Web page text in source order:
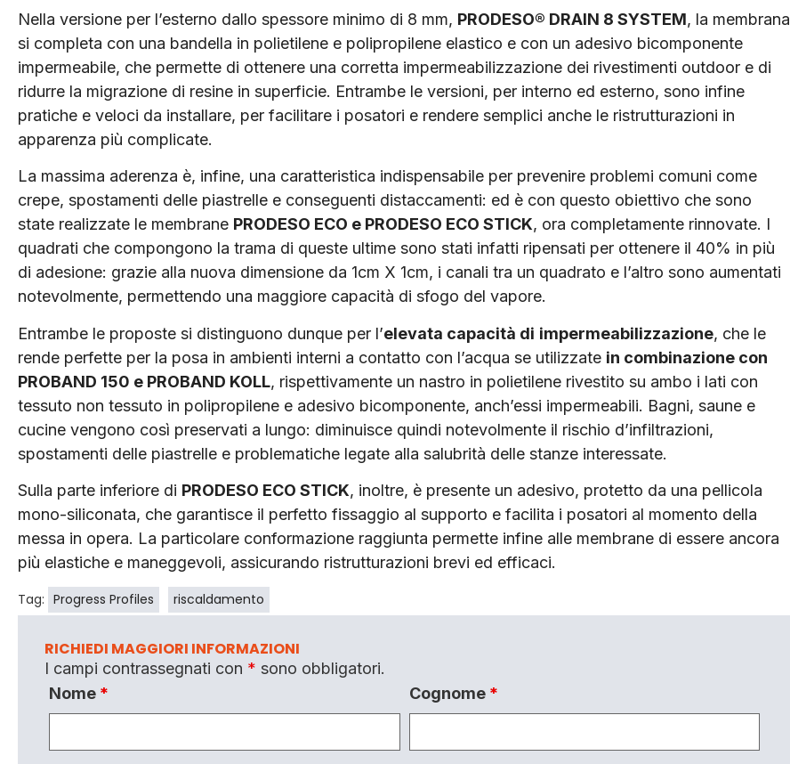
Nella versione per l’esterno dallo spessore minimo di 8 mm, PRODESO® DRAIN 8 SYSTEM, la membrana
si completa con una bandella in polietilene e polipropilene elastico e con un adesivo bicomponente
impermeabile, che permette di ottenere una corretta impermeabilizzazione dei rivestimenti outdoor e di
ridurre la migrazione di resine in superficie. Entrambe le versioni, per interno ed esterno, sono infine
pratiche e veloci da installare, per facilitare i posatori e rendere semplici anche le ristrutturazioni in
apparenza più complicate.
La massima aderenza è, infine, una caratteristica indispensabile per prevenire problemi comuni come
crepe, spostamenti delle piastrelle e conseguenti distaccamenti: ed è con questo obiettivo che sono
state realizzate le membrane PRODESO ECO e PRODESO ECO STICK, ora completamente rinnovate. I
quadrati che compongono la trama di queste ultime sono stati infatti ripensati per ottenere il 40% in più
di adesione: grazie alla nuova dimensione da 1cm X 1cm, i canali tra un quadrato e l’altro sono aumentati
notevolmente, permettendo una maggiore capacità di sfogo del vapore.
Entrambe le proposte si distinguono dunque per l’elevata capacità di impermeabilizzazione, che le
rende perfette per la posa in ambienti interni a contatto con l’acqua se utilizzate in combinazione con
PROBAND 150 e PROBAND KOLL, rispettivamente un nastro in polietilene rivestito su ambo i lati con
tessuto non tessuto in polipropilene e adesivo bicomponente, anch’essi impermeabili. Bagni, saune e
cucine vengono così preservati a lungo: diminuisce quindi notevolmente il rischio d’infiltrazioni,
spostamenti delle piastrelle e problematiche legate alla salubrità delle stanze interessate.
Sulla parte inferiore di PRODESO ECO STICK, inoltre, è presente un adesivo, protetto da una pellicola
mono-siliconata, che garantisce il perfetto fissaggio al supporto e facilita i posatori al momento della
messa in opera. La particolare conformazione raggiunta permette infine alle membrane di essere ancora
più elastiche e maneggevoli, assicurando ristrutturazioni brevi ed efficaci.
Tag: Progress Profiles riscaldamento
RICHIEDI MAGGIORI INFORMAZIONI
I campi contrassegnati con * sono obbligatori.
Nome * Cognome *